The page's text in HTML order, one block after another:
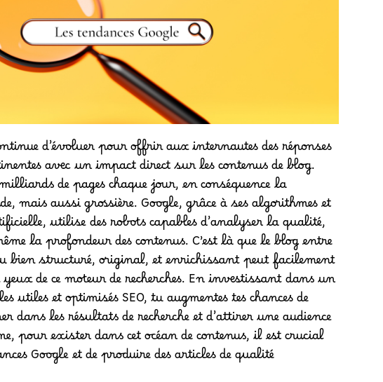
d’évoluer pour offrir aux internautes des réponses
avec un impact direct sur les contenus de blog.
de pages chaque jour, en conséquence la
mais aussi grossière. Google, grâce à ses algorithmes et
utilise des robots capables d’analyser la qualité,
la profondeur des contenus. C’est là que le blog entre
bien structuré, original, et enrichissant peut facilement
de ce moteur de recherches. En investissant dans un
utiles et optimisés SEO, tu augmentes tes chances de
dans les résultats de recherche et d’attirer une audience
pour exister dans cet océan de contenus, il est crucial
Google et de produire des articles de qualité